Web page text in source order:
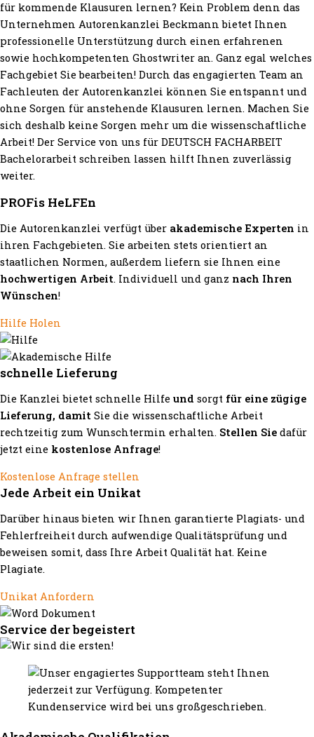
für kommende Klausuren lernen? Kein Problem denn das
Unternehmen Autorenkanzlei Beckmann bietet Ihnen
professionelle Unterstützung durch einen erfahrenen
sowie hochkompetenten Ghostwriter an. Ganz egal welches
Fachgebiet Sie bearbeiten! Durch das engagierten Team an
Fachleuten der Autorenkanzlei können Sie entspannt und
ohne Sorgen für anstehende Klausuren lernen. Machen Sie
sich deshalb keine Sorgen mehr um die wissenschaftliche
Arbeit! Der Service von uns für DEUTSCH FACHARBEIT
Bachelorarbeit schreiben lassen hilft Ihnen zuverlässig
weiter.
PROFis HeLFEn
Die Autorenkanzlei verfügt über akademische Experten in
ihren Fachgebieten. Sie arbeiten stets orientiert an
staatlichen Normen, außerdem liefern sie Ihnen eine
hochwertigen Arbeit. Individuell und ganz nach Ihren
Wünschen!
Hilfe Holen
schnelle Lieferung
Die Kanzlei bietet schnelle Hilfe und sorgt für eine zügige
Lieferung, damit Sie die wissenschaftliche Arbeit
rechtzeitig zum Wunschtermin erhalten. Stellen Sie dafür
jetzt eine kostenlose Anfrage!
Kostenlose Anfrage stellen
Jede Arbeit ein Unikat
Darüber hinaus bieten wir Ihnen garantierte Plagiats- und
Fehlerfreiheit durch aufwendige Qualitätsprüfung und
beweisen somit, dass Ihre Arbeit Qualität hat. Keine
Plagiate.
Unikat Anfordern
Service der begeistert